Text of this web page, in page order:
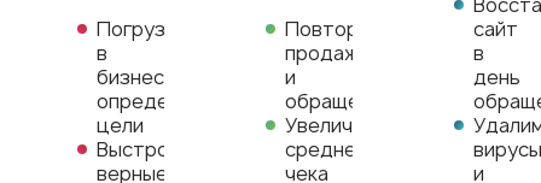
Погрузимся
в
бизнес,
определим
цели
Выстроим
верные
Повторные
продажи
и
обращения
Увеличение
среднего
чека
сайт
в
день
вирусы
и